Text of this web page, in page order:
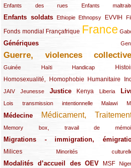
Enfants des rues
(21/289) Enfants
(10/289)
Enfants soldats
(68/289) Ethiopie
(12/289) Ethnopsy
(15/289) EVVIH
(55/289)
(22/289)
Fonds mondial
(48/289) Françafrique
(39/289) France
(289/289)
(12/289)
Génériques
(59/289)
(22/289)
Guerre, violences
(149/289)
Guinée
(12/289) Haïti
(15/289) Handicap
(10/289)
(49/289)
Homosexualité, Homophobie
(44/289) Humanitaire
(47/289)
(34/289)
JAIV
(10/289)Jeunesse
(21/289) Justice
(65/289) Kenya
(35/289) Liberia
(25/289)
(62/289)
Lois transmission intentionnelle
(24/289) Malawi
(11/289)
(21/289)
Médecine
(62/289) Médicament,
(142/289)
Memory box, travail de
(11/289)
Migrations - immigration,
(67/289)
Milices
(34/289) Minorités
(15/289)
Modalités d’accueil des OEV
(58/289) MSF
(54/289)
(27/289)